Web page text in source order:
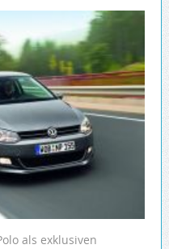
als exklusiven